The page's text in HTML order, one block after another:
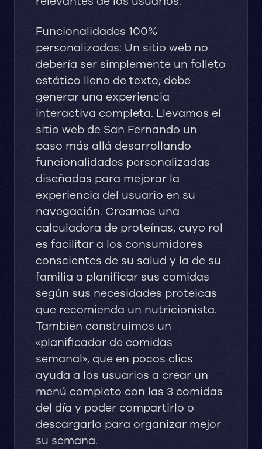
Funcionalidades 100%
personalizadas: Un sitio web no
debería ser simplemente un folleto
estático lleno de texto; debe
generar una experiencia
interactiva completa. Llevamos el
sitio web de San Fernando un
paso más allá desarrollando
funcionalidades personalizadas
diseñadas para mejorar la
experiencia del usuario en su
navegación. Creamos una
calculadora de proteínas, cuyo rol
es facilitar a los consumidores
conscientes de su salud y la de su
familia a planificar sus comidas
según sus necesidades proteicas
que recomienda un nutricionista.
También construimos un
«planificador de comidas
semanal», que en pocos clics
ayuda a los usuarios a crear un
menú completo con las 3 comidas
del día y poder compartirlo o
descargarlo para organizar mejor
su semana.